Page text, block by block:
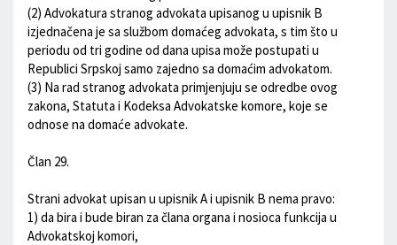
(2) Advokatura stranog advokata upisanog u upisnik B
izjednačena je sa službom domaćeg advokata, s tim što u
periodu od tri godine od dana upisa može postupati u
Republici Srpskoj samo zajedno sa domaćim advokatom.
(3) Na rad stranog advokata primjenjuju se odredbe ovog
zakona, Statuta i Kodeksa Advokatske komore, koje se
odnose na domaće advokate.
Član 29.
Strani advokat upisan u upisnik A i upisnik B nema pravo:
1) da bira i bude biran za člana organa i nosioca funkcija u
Advokatskoj komori,